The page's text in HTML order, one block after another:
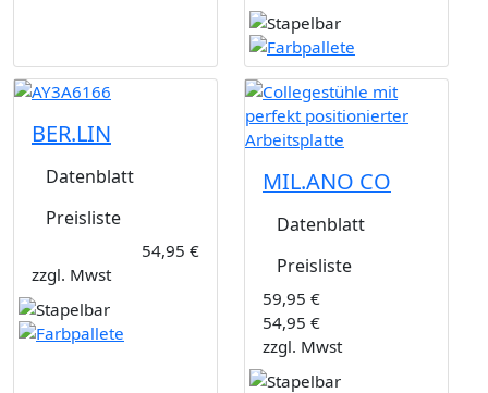
BER.LIN
Datenblatt
Preisliste
54,95 €
zzgl. Mwst
MIL.ANO CO
Datenblatt
Preisliste
59,95 €
54,95 €
zzgl. Mwst